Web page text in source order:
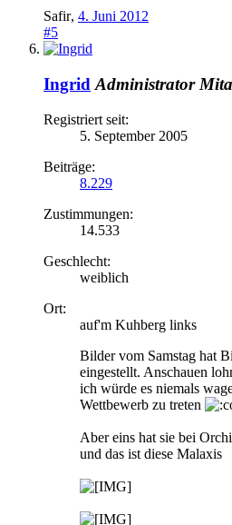
Safir, 4. Juni 2012
#5
Ingrid Administrator
Registriert seit:
5. September 2005
Beiträge:
8.229
Zustimmungen:
14.533
Geschlecht:
weiblich
Ort:
auf'm Kuhberg links
Bilder vom Samstag hat
eingestellt. Anschauen
ich würde es niemals
Wettbewerb zu treten
Aber eins hat sie bei
und das ist diese Malaxis